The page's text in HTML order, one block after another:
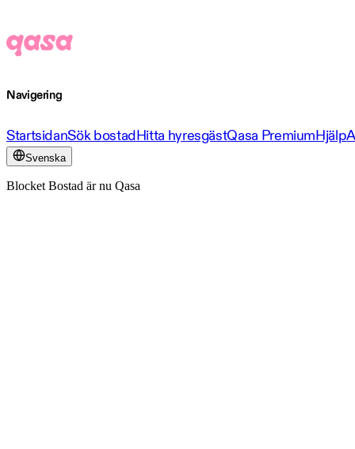
Navigering
StartsidanSök bostadHitta hyresgästQasa PremiumHjälp
Svenska
Blocket Bostad är nu Qasa